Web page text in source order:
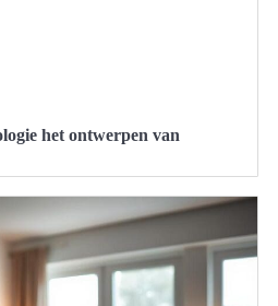
het ontwerpen van